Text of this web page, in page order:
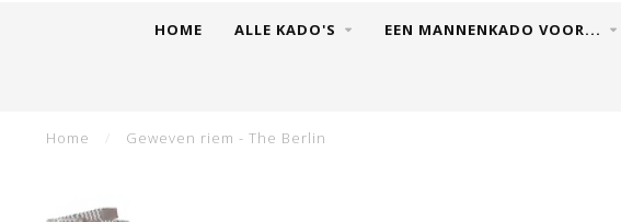
HOME ALLE KADO'S EEN MANNENKADO VOOR...
Home Geweven riem - The Berlin